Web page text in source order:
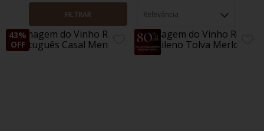
FILTRAR Relevância
43%
OFF
ADICIONE
FAVORITOS
40%
OFF